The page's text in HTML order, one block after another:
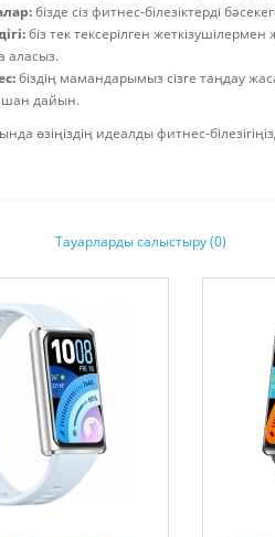
бізде сіз фитнес-білезіктерді
біз тек тексерілген
аласыз.
біздің мамандарымыз сізге таңдау
дайын.
өзіңіздің идеалды фитнес-
Тауарларды салыстыру (0)